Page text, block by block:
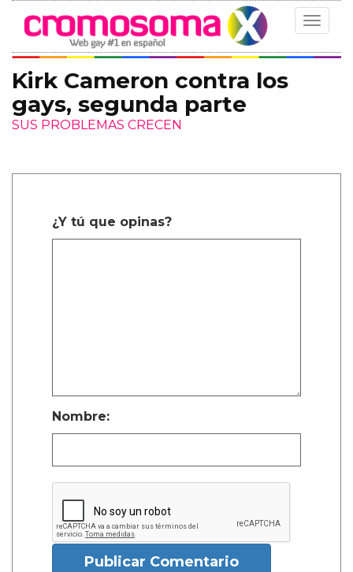
Toggle
Kirk Cameron contra los
gays, segunda parte
SUS PROBLEMAS CRECEN
¿Y tú que opinas?
Nombre:
Publicar Comentario